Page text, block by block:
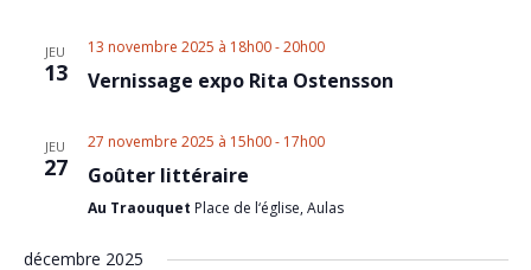
JEU
13
13 novembre 2025 à 18h00-20h00
Vernissage expo Rita Ostensson
JEU
27
27 novembre 2025 à 15h00- 17h00
Goûter littéraire
Au Traouquet Place de l‘église, Aulas
décembre 2025